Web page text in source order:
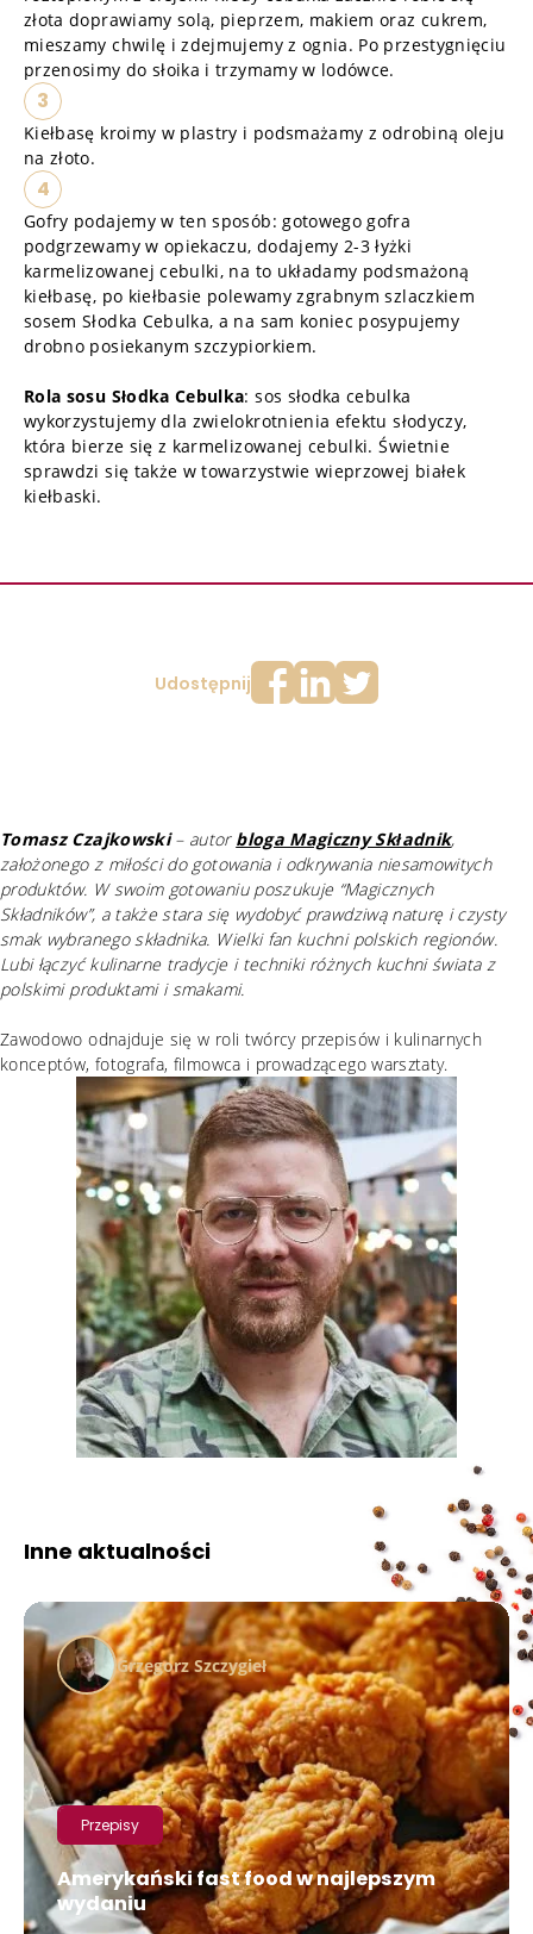
złota doprawiamy solą, pieprzem, makiem oraz cukrem,
mieszamy chwilę i zdejmujemy z ognia. Po przestygnięciu
przenosimy do słoika i trzymamy w lodówce.
3
Kiełbasę kroimy w plastry i podsmażamy z odrobiną oleju
na złoto.
4
Gofry podajemy w ten sposób: gotowego gofra
podgrzewamy w opiekaczu, dodajemy 2-3 łyżki
karmelizowanej cebulki, na to układamy podsmażoną
kiełbasę, po kiełbasie polewamy zgrabnym szlaczkiem
sosem Słodka Cebulka, a na sam koniec posypujemy
drobno posiekanym szczypiorkiem.
Rola sosu Słodka Cebulka: sos słodka cebulka
wykorzystujemy dla zwielokrotnienia efektu słodyczy,
która bierze się z karmelizowanej cebulki. Świetnie
sprawdzi się także w towarzystwie wieprzowej białek
kiełbaski.
Udostępnij
Tomasz Czajkowski– autor bloga Magiczny Składnik,
założonego z miłości do gotowania i odkrywania niesamowitych
produktów. W swoim gotowaniu poszukuje “Magicznych
Składników”, a także stara się wydobyć prawdziwą naturę i czysty
smak wybranego składnika. Wielki fan kuchni polskich regionów.
Lubi łączyć kulinarne tradycje i techniki różnych kuchni świata z
polskimi produktami i smakami.
Zawodowo odnajduje się w roli twórcy przepisów i kulinarnych
konceptów, fotografa, filmowca i prowadzącego warsztaty.
Inne aktualności
Grzegorz Szczygieł
Przepisy
Amerykański fast food w najlepszym
wydaniu